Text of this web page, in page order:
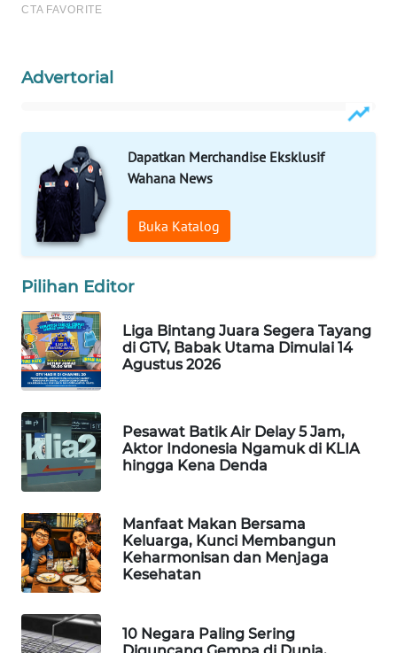
Advertorial
Dapatkan Merchandise Eksklusif
Wahana News
Buka Katalog
Pilihan Editor
Liga Bintang Juara Segera Tayang
di GTV, Babak Utama Dimulai 14
Agustus 2026
Pesawat Batik Air Delay 5 Jam,
Aktor Indonesia Ngamuk di KLIA
hingga Kena Denda
Manfaat Makan Bersama
Keluarga, Kunci Membangun
Keharmonisan dan Menjaga
Kesehatan
10 Negara Paling Sering
WAHANA
WAHANANEWS
WAHANANEWS
CO ID
WAHANANEWS
NET
WAHANA
SPORT
WAHANA
UMKM
WAHANA
SELEB
WAHANA
PERSONA
WAHANA
OTOMOTIF
HEALTH